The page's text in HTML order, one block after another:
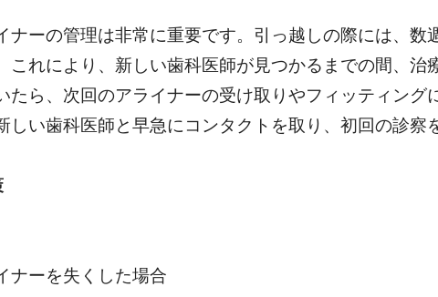
ナーの管理は非常に重要です。引っ越しの際には、数
これにより、新しい歯科医師が見つかるまでの間、治
たら、次回のアライナーの受け取りやフィッティング
しい歯科医師と早急にコンタクトを取り、初回の診察
ーを失くした場合